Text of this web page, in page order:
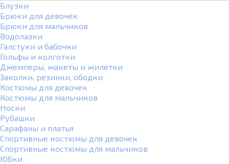
Блузки
Брюки для девочек
Брюки для мальчиков
Водолазки
Галстуки и бабочки
Гольфы и колготки
Джемперы, жакеты и жилетки
Заколки, резинки, ободки
Костюмы для девочек
Костюмы для мальчиков
Носки
Рубашки
Сарафаны и платья
Спортивные костюмы для девочек
Спортивные костюмы для мальчиков
Юбки